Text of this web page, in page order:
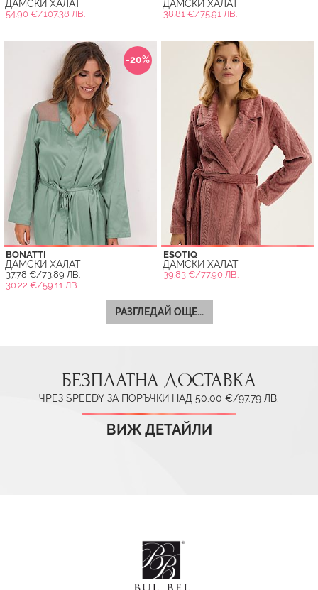
ДАМСКИ ХАЛАТ
54.90 €/107.38 ЛВ.
ДАМСКИ ХАЛАТ
38.81 €/75.91 ЛВ.
-20%
BONATTI
ДАМСКИ ХАЛАТ
37.78 €/73.89 ЛВ.
30.22 €/59.11 ЛВ.
ESOTIQ
ДАМСКИ ХАЛАТ
39.83 €/77.90 ЛВ.
РАЗГЛЕДАЙ ОЩЕ...
БЕЗПЛАТНА ДОСТАВКА
ЧРЕЗ SPEEDY ЗА ПОРЪЧКИ НАД 50.00 €/97.79 ЛВ.
ВИЖ ДЕТАЙЛИ